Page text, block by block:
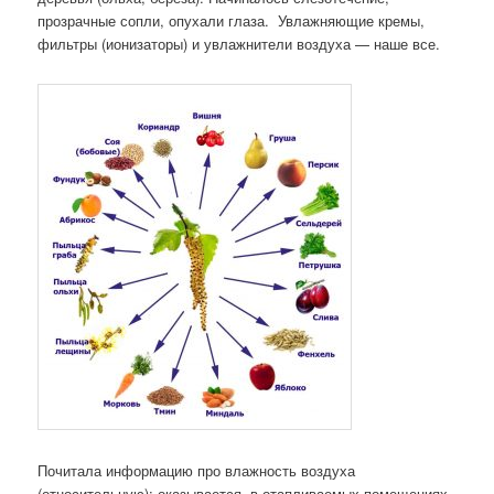
прозрачные сопли, опухали глаза. Увлажняющие кремы,
фильтры (ионизаторы) и увлажнители воздуха — наше все.
Почитала информацию про влажность воздуха